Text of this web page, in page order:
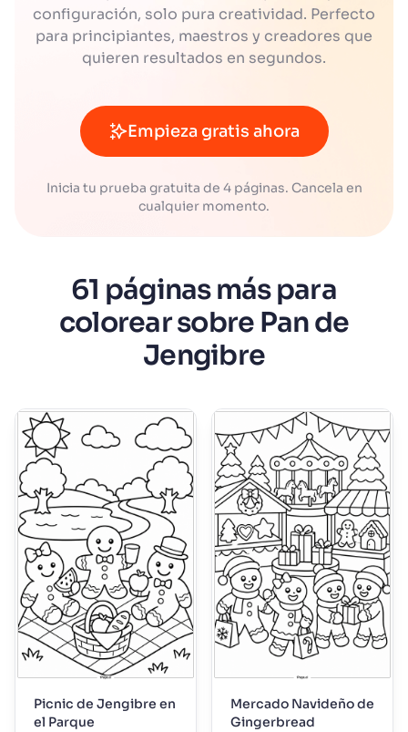
configuración, solo pura creatividad. Perfecto
para principiantes, maestros y creadores que
quieren resultados en segundos.
Empieza gratis ahora
Inicia tu prueba gratuita de 4 páginas. Cancela en
cualquier momento.
61 páginas más para
colorear sobre Pan de
Jengibre
Picnic de Jengibre en
el Parque
Mercado Navideño de
Gingerbread